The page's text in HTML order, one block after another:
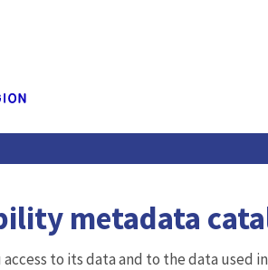
metadata
to its data and to the data